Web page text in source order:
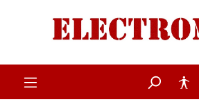
Zum Hauptinhalt springen